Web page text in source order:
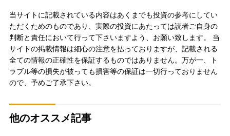
当サイトに記載されている内容はあくまでも投資の参考にしてい
ただくためのものであり、実際の投資にあたっては読者ご自身の
判断と責任において行って下さいますよう、お願い致します。 当
サイトの掲載情報は細心の注意を払っておりますが、記載される
全ての情報の正確性を保証するものではありません。万が一、ト
ラブル等の損失が被っても損害等の保証は一切行っておりません
ので、予めご了承下さい。
他のオススメ記事